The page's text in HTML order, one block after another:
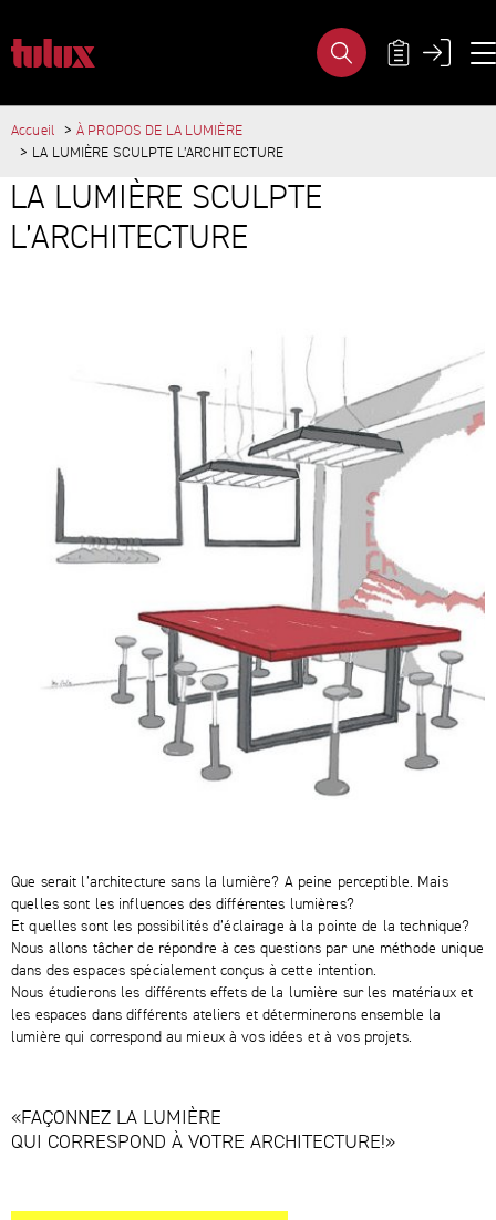
LA LUMIÈRE SCULPTE
PAGES IMPORTANTES
Main Navigation
Contenu
Contact
MÉTA-
Accueil
À PROPOS DE LA LUMIÈRE
LA LUMIÈRE SCULPTE L’ARCHITECTURE
CONTENU PRINCIPAL
LA LUMIÈRE SCULPTE
L’ARCHITECTURE
Que serait l’architecture sans la lumière? A peine perceptible. Mais
quelles sont les influences des différentes lumières?
Et quelles sont les possibilités d’éclairage à la pointe de la technique?
Nous allons tâcher de répondre à ces questions par une méthode unique
dans des espaces spécialement conçus à cette intention.
Nous étudierons les différents effets de la lumière sur les matériaux et
les espaces dans différents ateliers et déterminerons ensemble la
lumière qui correspond au mieux à vos idées et à vos projets.
«FAÇONNEZ LA LUMIÈRE
QUI CORRESPOND À VOTRE ARCHITECTURE!»